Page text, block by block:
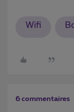
Wifi
6 commentaires